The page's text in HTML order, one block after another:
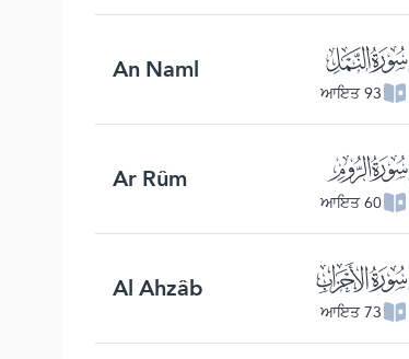
ﮧ
93 ਆਇਤ
An Naml
ﮪ
60 ਆਇਤ
Ar Rûm
ﮭ
73 ਆਇਤ
Al Ahzâb